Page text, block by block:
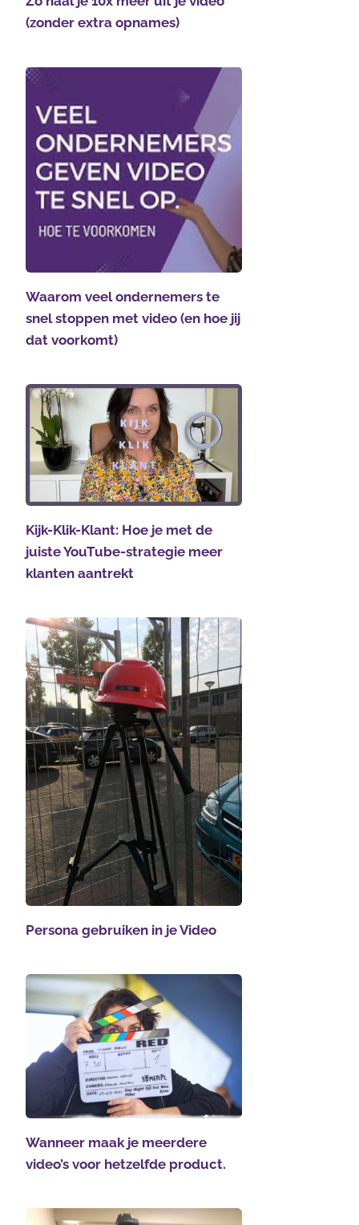
(zonder extra opnames)
Waarom veel ondernemers te
snel stoppen met video (en hoe jij
dat voorkomt)
Kijk-Klik-Klant: Hoe je met de
juiste YouTube-strategie meer
klanten aantrekt
Persona gebruiken in je Video
Wanneer maak je meerdere
video’s voor hetzelfde product.